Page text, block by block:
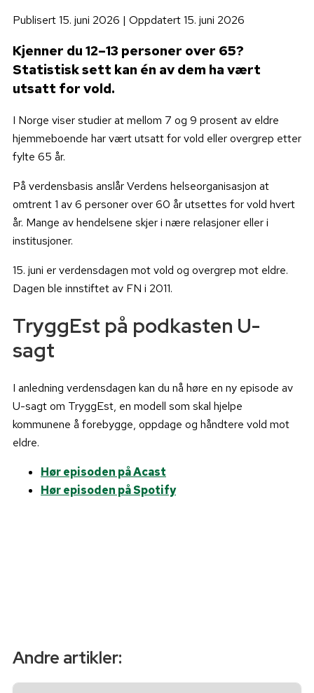
Publisert 15. juni 2026 | Oppdatert 15. juni 2026
Kjenner du 12–13 personer over 65?
Statistisk sett kan én av dem ha vært
utsatt for vold.
I Norge viser studier at mellom 7 og 9 prosent av eldre
hjemmeboende har vært utsatt for vold eller overgrep etter
fylte 65 år.
På verdensbasis anslår Verdens helseorganisasjon at
omtrent 1 av 6 personer over 60 år utsettes for vold hvert
år. Mange av hendelsene skjer i nære relasjoner eller i
institusjoner.
15. juni er verdensdagen mot vold og overgrep mot eldre.
Dagen ble innstiftet av FN i 2011.
TryggEst på podkasten U-
sagt
I anledning verdensdagen kan du nå høre en ny episode av
U-sagt om TryggEst, en modell som skal hjelpe
kommunene å forebygge, oppdage og håndtere vold mot
eldre.
Hør episoden på Acast
Hør episoden på Spotify
Andre artikler: